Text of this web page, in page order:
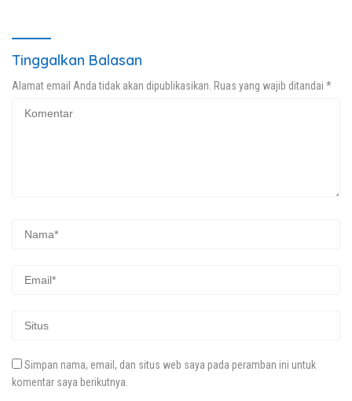
Tinggalkan Balasan
Alamat email Anda tidak akan dipublikasikan. Ruas yang wajib ditandai *
Simpan nama, email, dan situs web saya pada peramban ini untuk
komentar saya berikutnya.